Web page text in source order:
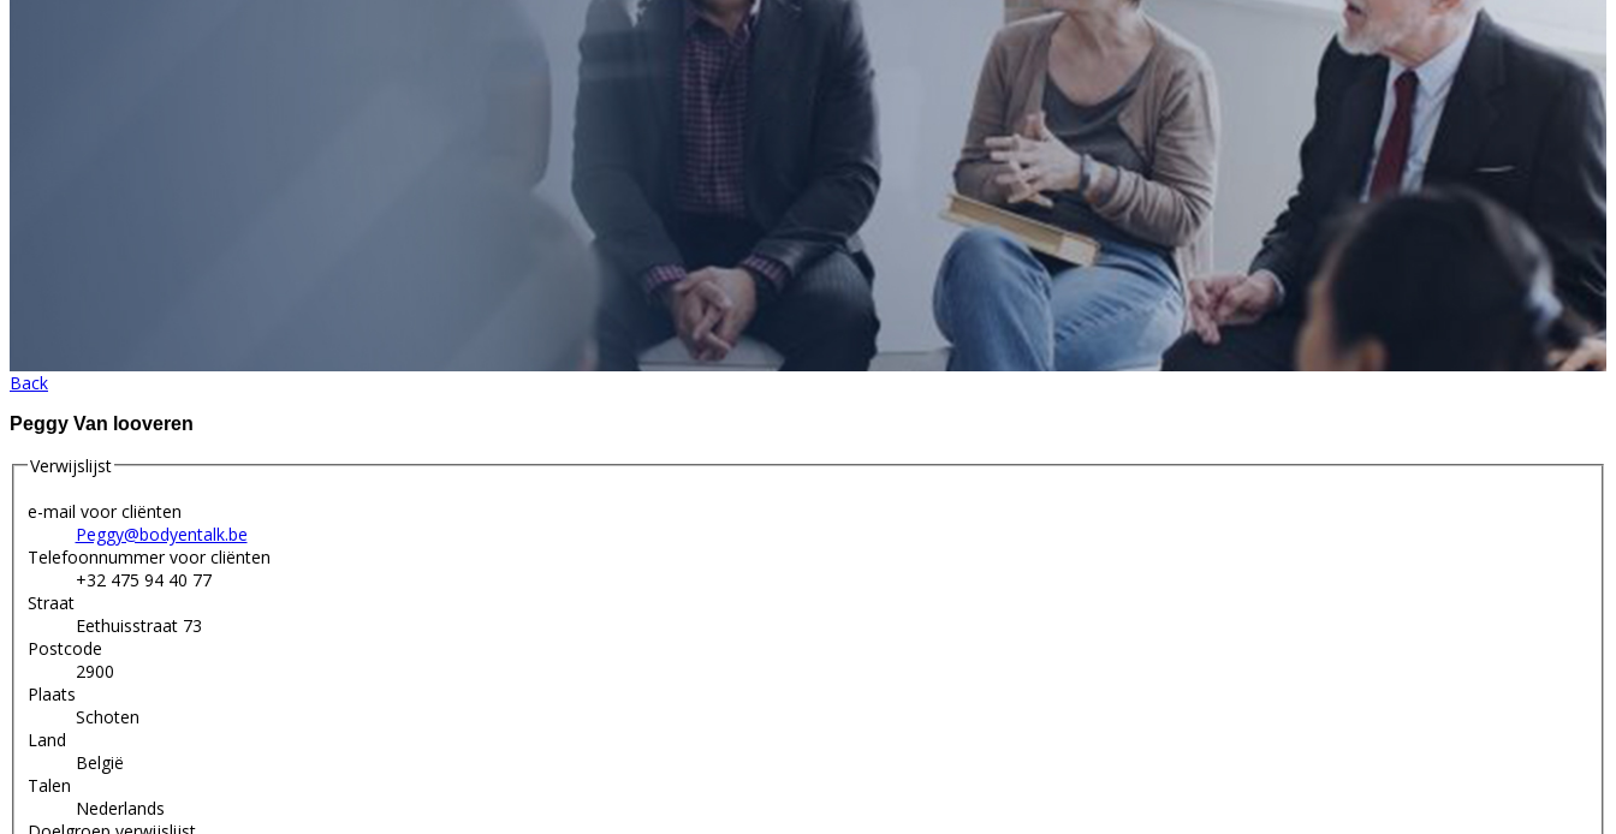
Back
Peggy Van looveren
Verwijslijst
e-mail voor cliënten
Peggy@bodyentalk.be
Telefoonnummer voor cliënten
+32 475 94 40 77
Straat
Eethuisstraat 73
Postcode
2900
Plaats
Schoten
Land
België
Talen
Nederlands